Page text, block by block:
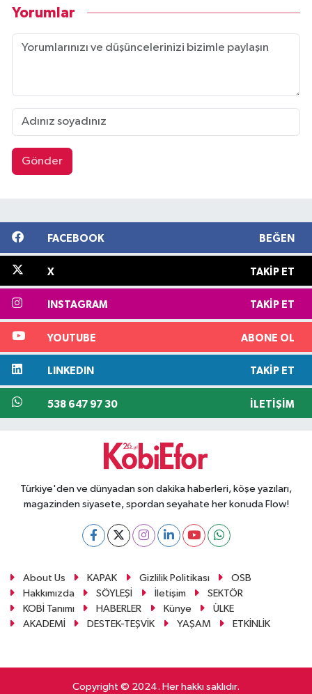
Yorumlar
Gönder
FACEBOOK BEĞEN
X TAKIP ET
INSTAGRAM TAKIP ET
YOUTUBE ABONE OL
LINKEDIN TAKIP ET
538 647 97 30 İLETIŞIM
Türkiye'den ve dünyadan son dakika haberleri, köşe yazıları,
magazinden siyasete, spordan seyahate her konuda Flow!
About Us KAPAK Gizlilik Politikası
OSB
Hakkımızda
SÖYLEŞİ İletişim
SEKTÖR
KOBİ Tanımı
HABERLER Künye
ÜLKE
AKADEMİ
DESTEK-TEŞVİK YAŞAM ETKİNLİK
Copyright © 2024. Her hakkı saklıdır.